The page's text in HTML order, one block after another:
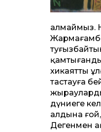
алмаймыз.
хикаят­ты
тастауға
дүниеге
алдына
Дегенмен